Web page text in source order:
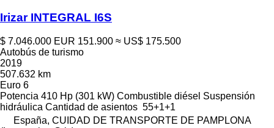
Irizar INTEGRAL I6S
$ 7.046.000 EUR 151.900 ≈ US$ 175.500
Autobús de turismo
2019
507.632 km
Euro 6
Potencia 410 Hp (301 kW) Combustible diésel Suspensión
hidráulica Cantidad de asientos 55+1+1
España, CUIDAD DE TRANSPORTE DE PAMPLONA